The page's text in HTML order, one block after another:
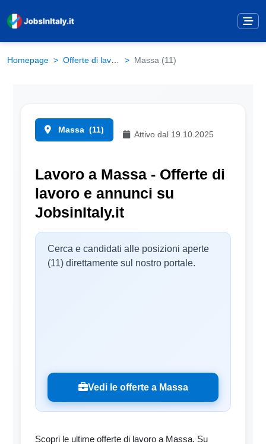
Homepage Offerte di lavoro Massa (11)
Massa (11)
Attivo dal 19.10.2025
Lavoro a Massa - Offerte di
lavoro e annunci su
JobsinItaly.it
Cerca e candidati alle posizioni aperte
(11) direttamente sul nostro portale.
Vedi le offerte a Massa
Scopri le ultime offerte di lavoro a Massa. Su